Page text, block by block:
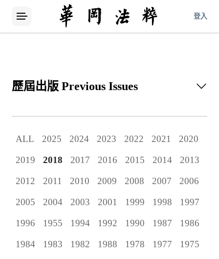
登入
歷屆出版 Previous Issues
當期出版
ALL 2025 2024 2023 2022 2021 2020
2019 2018 2017 2016 2015 2014 2013
2012 2011 2010 2009 2008 2007 2006
2005 2004 2003 2001 1999 1998 1997
1996 1955 1994 1992 1990 1987 1986
1984 1983 1982 1988 1978 1977 1975